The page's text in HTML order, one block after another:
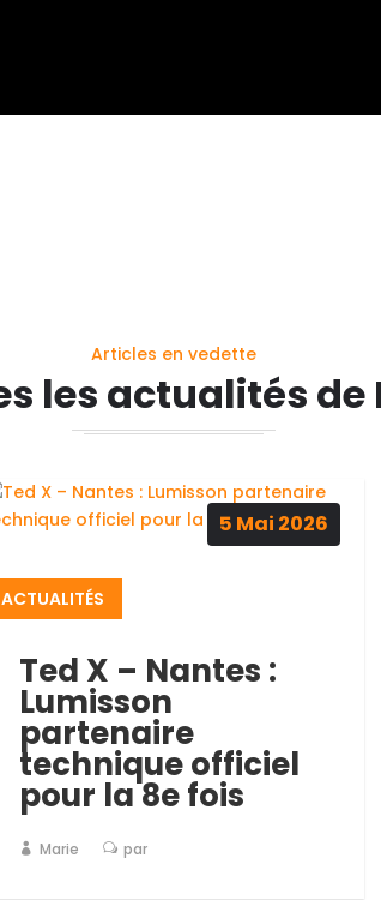
Articles en vedette
les actualités de
Ted X – Nantes :
Lumisson
partenaire
technique officiel
pour la 8e fois
ACTUALITÉS
Marie par
5 Mai 2026